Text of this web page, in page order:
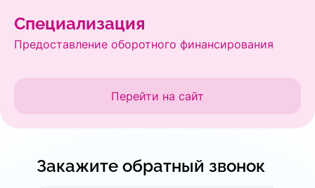
Перейти на сайт
Специализация
Предоставление оборотного финансирования
Закажите обратный звонок